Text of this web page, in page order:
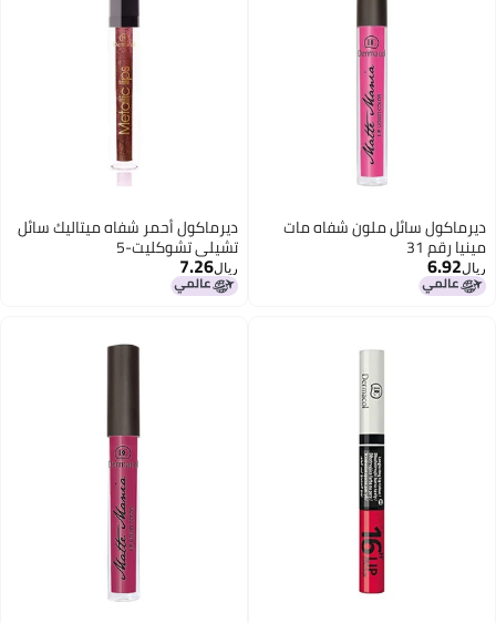
19
ديرماكول سائل ملون شفاه مات
مينيا رقم 31
ريال6.92
5
ديرماكول أحمر شفاه ميتاليك سائل
تشيلي تشوكليت-5
ريال7.26